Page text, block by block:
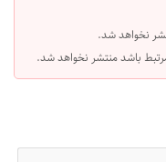
نخواهد شد.
باشد منتشر نخواهد شد.